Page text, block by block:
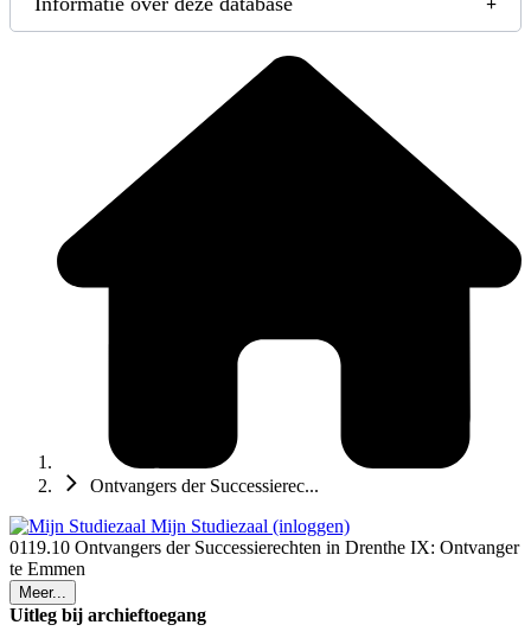
Ontvangers der Successierec...
Mijn Studiezaal (inloggen)
0119.10 Ontvangers der Successierechten in Drenthe IX: Ontvanger
te Emmen
Meer...
Uitleg bij archieftoegang